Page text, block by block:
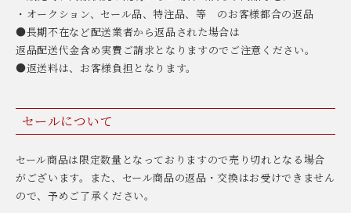
・オークション、セール品、特注品、等 のお客様都合の返品
●長期不在など配送業者から返品された場合は
返品配送代金含め実費ご請求となりますのでご注意ください。
●返送料は、お客様負担となります。
セールについて
セール商品は限定数量となっておりますので売り切れとなる場合
がございます。また、セール商品の返品・交換はお受けできません
ので、予めご了承ください。